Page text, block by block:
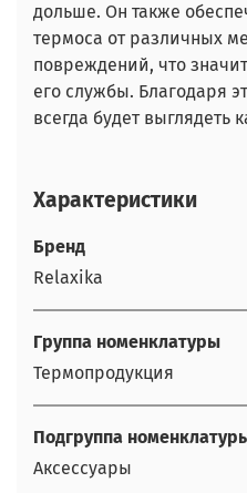
дольше. Он также
термоса от различных
повреждений, что
его службы. Благодаря
всегда будет выглядеть
Характеристики
Бренд
Relaxika
Группа номенклатуры
Термопродукция
Подгруппа
Аксессуары